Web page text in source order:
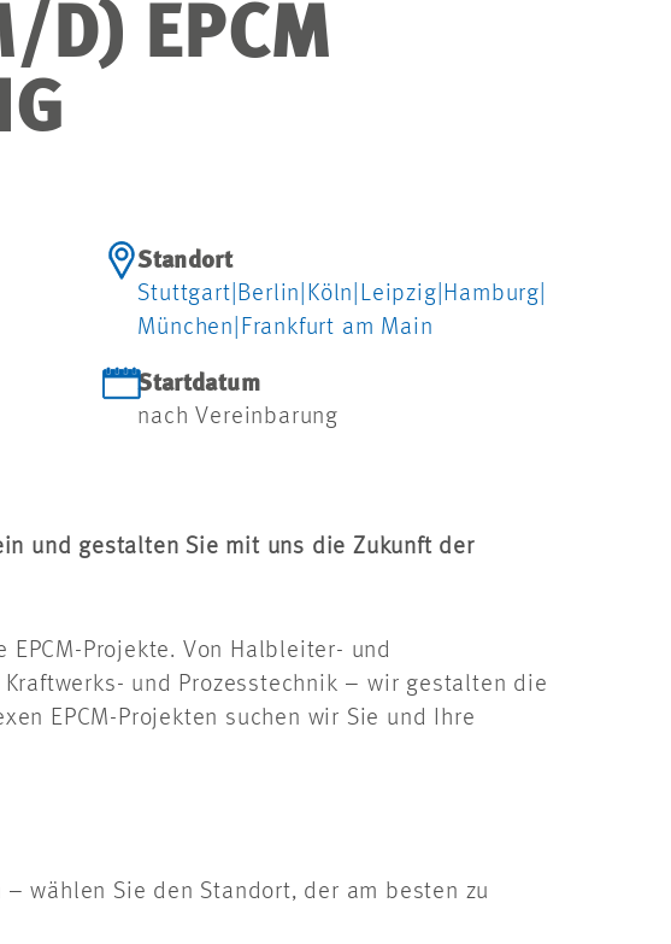
D) EPCM
Standort
Stuttgart Berlin Köln Leipzig Hamburg
München Frankfurt am Main
Startdatum
nach Vereinbarung
und gestalten Sie mit uns die Zukunft der
Projekte. Von Halbleiter- und
und Prozesstechnik – wir gestalten die
EPCM-Projekten suchen wir Sie und Ihre
– wählen Sie den Standort, der am besten zu